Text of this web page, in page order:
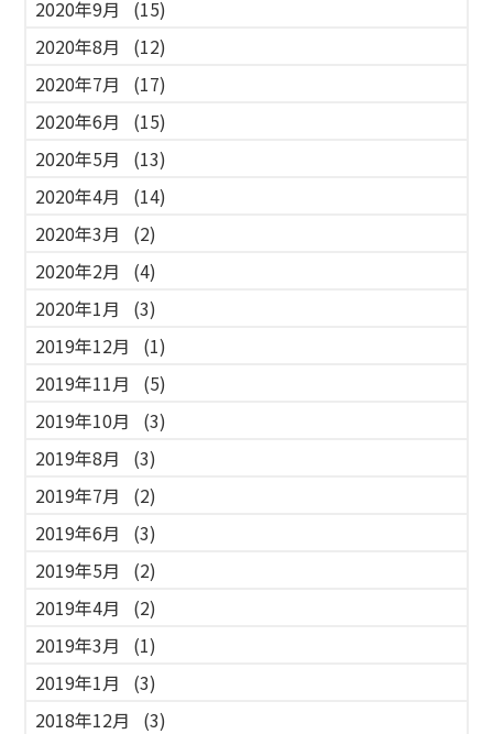
2020年9月
(15)
2020年8月
(12)
2020年7月
(17)
2020年6月
(15)
2020年5月
(13)
2020年4月
(14)
2020年3月
(2)
2020年2月
(4)
2020年1月
(3)
2019年12月
(1)
2019年11月
(5)
2019年10月
(3)
2019年8月
(3)
2019年7月
(2)
2019年6月
(3)
2019年5月
(2)
2019年4月
(2)
2019年3月
(1)
2019年1月
(3)
2018年12月
(3)